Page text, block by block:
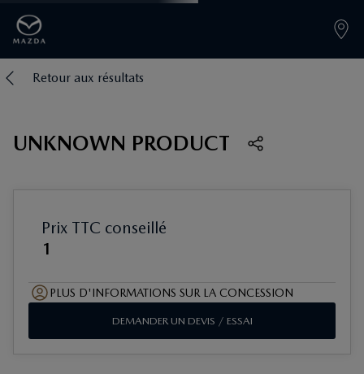
Retour aux résultats
UNKNOWN PRODUCT
Prix TTC conseillé
1
PLUS D'INFORMATIONS SUR LA CONCESSION
DEMANDER UN DEVIS / ESSAI